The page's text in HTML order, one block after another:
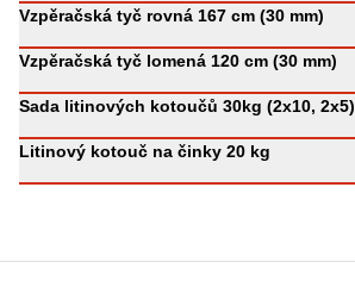
Vzpěračská tyč rovná 167 cm (30 mm)
Vzpěračská tyč lomená 120 cm (30 mm)
Sada litinových kotoučů 30kg (2x10, 2x5)
Litinový kotouč na činky 20 kg